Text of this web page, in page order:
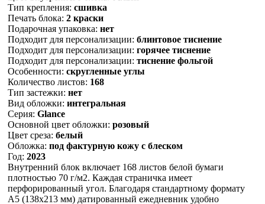
Тип крепления: сшивка
Печать блока: 2 краски
Подарочная упаковка: нет
Подходит для персонализации: блинтовое тиснение
Подходит для персонализации: горячее тиснение
Подходит для персонализации: тиснение фольгой
Особенности: скругленные углы
Количество листов: 168
Тип застежки: нет
Вид обложки: интегральная
Серия: Glance
Основной цвет обложки: розовый
Цвет среза: белый
Обложка: под фактурную кожу с блеском
Год: 2023
Внутренний блок включает 168 листов белой бумаги
плотностью 70 г/м2. Каждая страничка имеет
перфорированный угол. Благодаря стандартному формату
А5 (138х213 мм) датированный ежедневник удобно